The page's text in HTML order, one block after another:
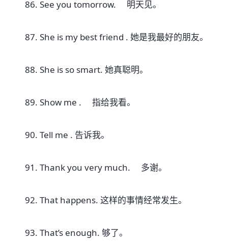
86. See you tomorrow. 明天见。
87. She is my best friend . 她是我最好的朋友。
88. She is so smart. 她真聪明。
89. Show me . 指给我看。
90. Tell me . 告诉我。
91. Thank you very much. 多谢。
92. That happens. 这样的事情经常发生。
93. That’s enough. 够了。